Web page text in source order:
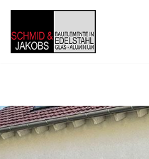
Zum
Inhalt